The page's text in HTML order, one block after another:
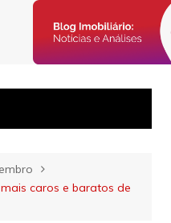
Blog Homer:
Mercado
Imobiliário,
imobiliário e dicas para
parceiros e venderem mais.
caros e baratos de